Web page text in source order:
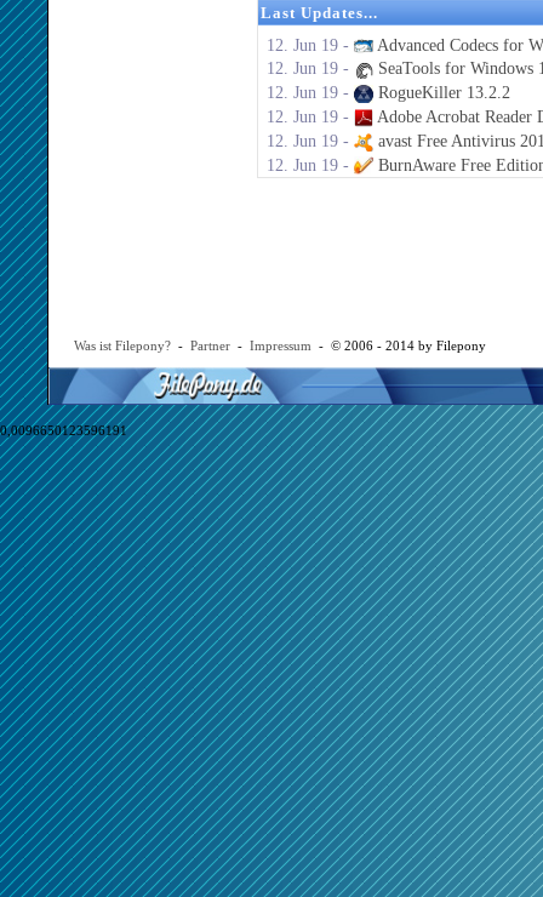
Last Updates...
12. Jun 19 -
Advanced Codecs for
12. Jun 19 -
SeaTools for Windows
12. Jun 19 -
RogueKiller 13.2.2
12. Jun 19 -
Adobe Acrobat Reader
12. Jun 19 -
avast Free Antivirus
12. Jun 19 -
BurnAware Free
Was ist Filepony? - Partner - Impressum - © 2006 - 2014 by Filepony
0,0096650123596191